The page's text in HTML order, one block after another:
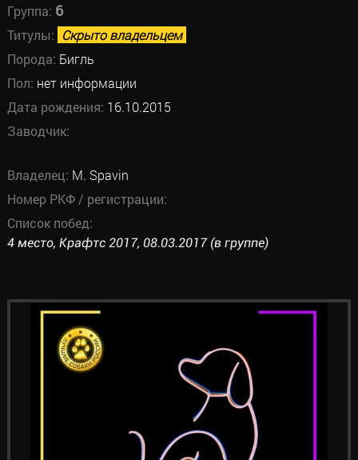
Группа: 6
Титулы: Скрыто владельцем
Порода: Бигль
Пол: нет информации
Дата рождения: 16.10.2015
Заводчик:
Владелец: M. Spavin
Номер РКФ / регистрации:
Список побед:
4 место, Крафтс 2017, 08.03.2017 (в группе)